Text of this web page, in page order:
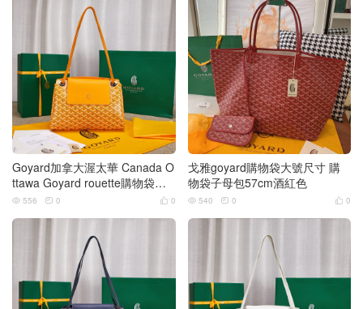
Goyard加拿大渥太華 Canada O
ttawa Goyard rouette購物袋黃
色
 0
 556  0
戈雅goyard購物袋大號尺寸 購
物袋子母包57cm酒紅色
 0
 540  0